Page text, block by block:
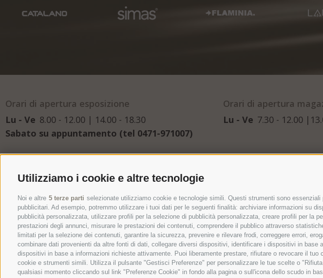
Utilizziamo i cookie e altre tecnologie
Noi e altre 5 terze parti selezionate utilizziamo cookie e tecnologie simili. Questi strumenti sono
pubblicitari. Ad esempio, potremmo utilizzare i tuoi dati per le seguenti finalità: archiviare informazioni su
pubblicità personalizzata, utilizzare profili per la selezione di pubblicità personalizzata, creare profili per
prestazioni degli annunci, misurare le prestazioni dei contenuti, comprendere il pubblico attraverso
limitati per la selezione dei contenuti, garantire la sicurezza, prevenire e rilevare frodi, correggere errori,
combinare dati provenienti da altre fonti di dati, collegare diversi dispositivi, identificare i dispositivi in
dispositivi in base a informazioni richieste attivamente. Puoi liberamente prestare, rifiutare o revocare il
cookie e strumenti simili. Utilizza il pulsante "Gestisci Preferenze" per personalizzare le tue scelte o
qualsiasi momento cliccando sul link "Preferenze Cookie" in fondo alla pagina o sull'icona dello scudo in
Orari di apertura esposizione
Lu - Ve 8.00 - 12.00 | 14.00 - 18.30
Sabato su appuntamento (tel 0471-971007)
Orari di apertura
Lu - Ve 7.30 - 12.00